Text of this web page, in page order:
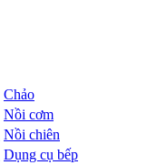
Chảo
Nồi cơm
Nồi chiên
Dụng cụ bếp